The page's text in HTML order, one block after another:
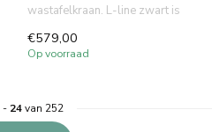
wastafelkraan. L-line zwart is
mm...
€579,00
Op voorraad
- 24van 252